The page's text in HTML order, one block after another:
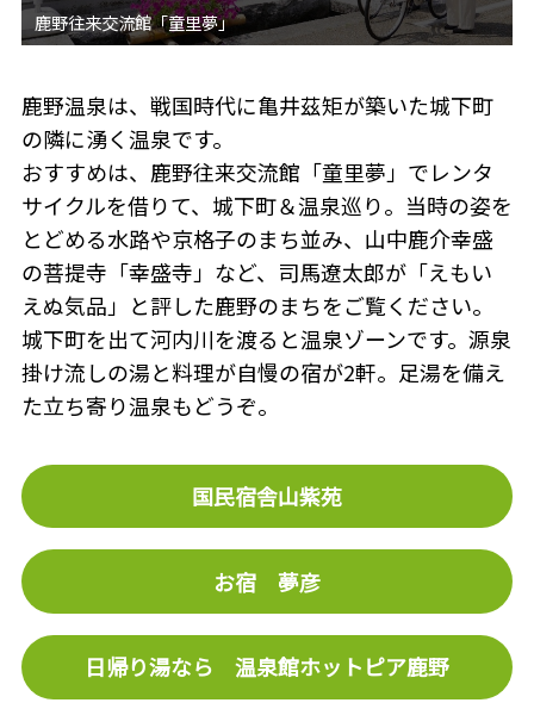
鹿野温泉は、戦国時代に亀井茲矩が築いた城下町
の隣に湧く温泉です。
おすすめは、鹿野往来交流館「童里夢」でレンタ
サイクルを借りて、城下町＆温泉巡り。当時の姿を
とどめる水路や京格子のまち並み、山中鹿介幸盛
の菩提寺「幸盛寺」など、司馬遼太郎が「えもい
えぬ気品」と評した鹿野のまちをご覧ください。
城下町を出て河内川を渡ると温泉ゾーンです。源泉
掛け流しの湯と料理が自慢の宿が2軒。足湯を備え
た立ち寄り温泉もどうぞ。
国民宿舎山紫苑
お宿 夢彦
日帰り湯なら 温泉館ホットピア鹿野